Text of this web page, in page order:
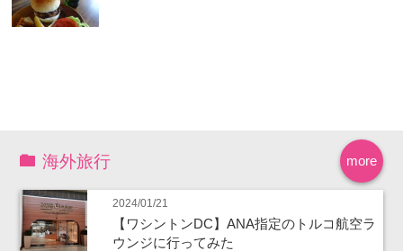
more
海外旅行
2024/01/21
【ワシントンDC】ANA指定のトルコ航空ラ
ウンジに行ってみた